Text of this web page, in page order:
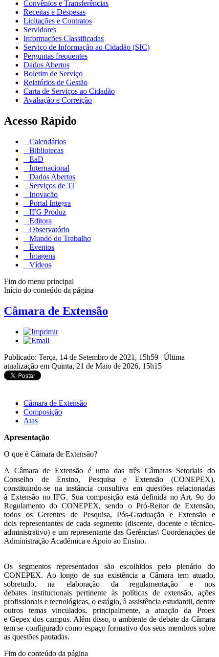
Convênios e Transferências
Receitas e Despesas
Licitações e Contratos
Servidores
Informações Classificadas
Serviço de Informação ao Cidadão (SIC)
Perguntas frequentes
Dados Abertos
Boletim de Serviço
Relatórios de Gestão
Carta de Serviços ao Cidadão
Avaliação e Correição
Acesso Rápido
Calendários
Bibliotecas
EaD
Internacional
Dados Abertos
Serviços de TI
Inovação
Portal Integra
IFG Produz
Editora
Observatório
Mundo do Trabalho
Eventos
Imagens
Vídeos
Fim do menu principal
Início do conteúdo da página
Câmara de Extensão
Publicado: Terça, 14 de Setembro de 2021, 15h59 | Última
atualização em Quinta, 21 de Maio de 2026, 15h15
Câmara de Extensão
Composição
Atas
Apresentação
O que é Câmara de Extensão?
A Câmara de Extensão é uma das três Câmaras Setoriais do
Conselho de Ensino, Pesquisa e Extensão (CONEPEX),
constituindo-se na instância consultiva em questões relacionadas
à Extensão no IFG. Sua composição está definida no Art. 9o do
Regulamento do CONEPEX, sendo o Pró-Reitor de Extensão,
todos os Gerentes de Pesquisa, Pós-Graduação e Extensão e
dois representantes de cada segmento (discente, docente e técnico-
administrativo) e um representante das Gerências\ Coordenações de
Administração Acadêmica e Apoio ao Ensino.
Os segmentos representados são escolhidos pelo plenário do
CONEPEX. Ao longo de sua existência a Câmara tem atuado,
sobretudo, na elaboração da regulamentação e nos
debates institucionais pertinente às políticas de extensão, ações
profissionais e tecnológicas, o estágio, à assistência estudantil, dentre
outros temas vinculados, principalmente, a atuação da Proex
e Gepex dos campus. Além disso, o ambiente de debate da Câmara
tem se configurado como espaço formativo dos seus membros sobre
as questões pautadas.
Fim do conteúdo da página